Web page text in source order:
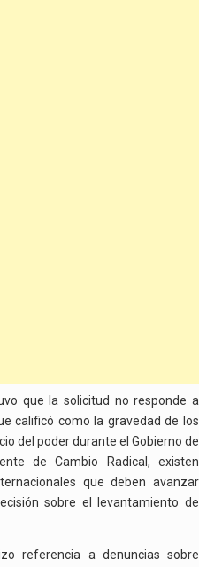
que la solicitud no responde a
calificó como la gravedad de los
del poder durante el Gobierno de
de Cambio Radical, existen
que deben avanzar
sobre el levantamiento de
referencia a denuncias sobre